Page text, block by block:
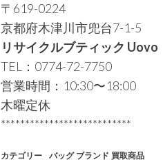
〒619-0224
京都府木津川市兜台7-1-5
リサイクルブティック Uovo
TEL：0774-72-7750
営業時間：10:30〜18:00
木曜定休
***************************
カテゴリー バッグ ブランド 買取商品